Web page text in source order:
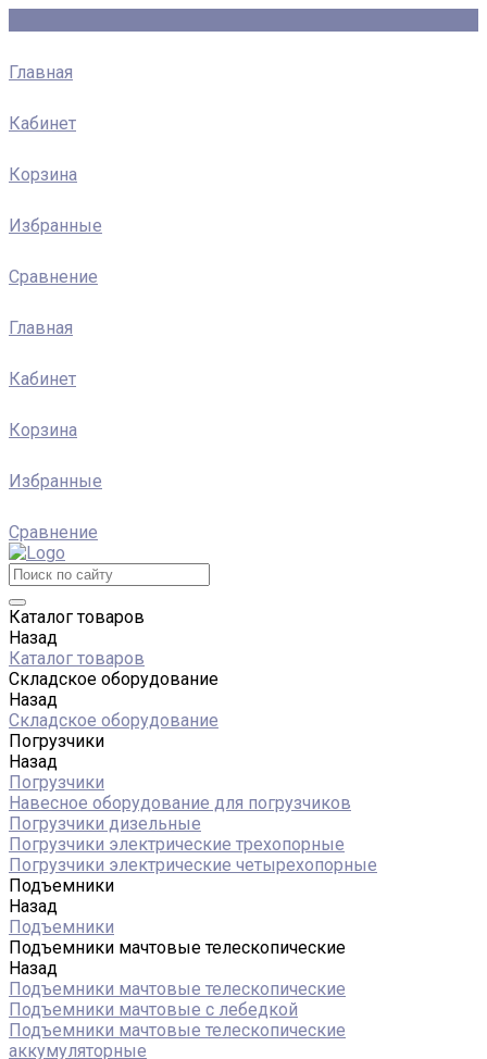
Главная
Кабинет
Корзина
Избранные
Сравнение
Главная
Кабинет
Корзина
Избранные
Сравнение
Каталог товаров
Назад
Каталог товаров
Складское оборудование
Назад
Складское оборудование
Погрузчики
Назад
Погрузчики
Навесное оборудование для погрузчиков
Погрузчики дизельные
Погрузчики электрические трехопорные
Погрузчики электрические четырехопорные
Подъемники
Назад
Подъемники
Подъемники мачтовые телескопические
Назад
Подъемники мачтовые телескопические
Подъемники мачтовые с лебедкой
Подъемники мачтовые телескопические
аккумуляторные